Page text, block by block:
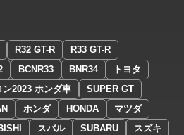
R32 GT-R
R33 GT-R
BCNR33 BNR34
トヨタ
2023 ホンダ車
SUPER GT
ホンダ HONDA
マツダ
スバル SUBARU
スズキ